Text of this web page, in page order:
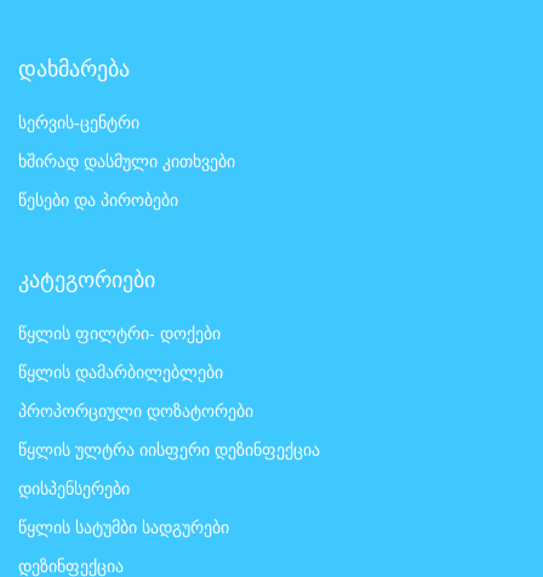
დახმარება
სერვის-ცენტრი
ხშირად დასმული კითხვები
წესები და პირობები
კატეგორიები
წყლის ფილტრი- დოქები
წყლის დამარბილებლები
პროპორციული დოზატორები
წყლის ულტრა იისფერი დეზინფექცია
დისპენსერები
წყლის სატუმბი სადგურები
დეზინფექცია